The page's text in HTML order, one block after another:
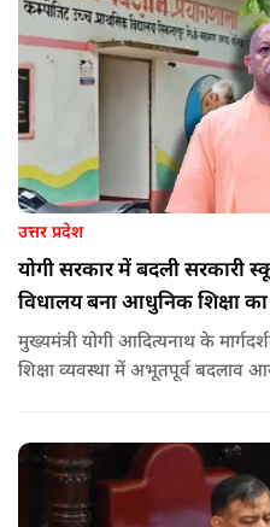
उत्तर प्रदेश
योगी सरकार में बदली सरकारी
विधालय बना आधुनिक शिक्षा
मुख्यमंत्री योगी आदित्यनाथ के
शिक्षा व्यवस्था में अभूतपूर्व बदलाव